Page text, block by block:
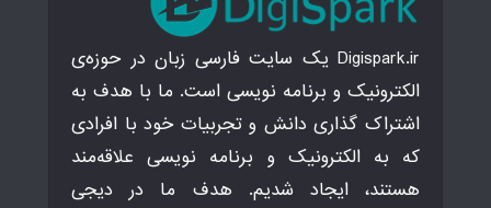
Digispark.ir یک سایت فارسی زبان در حوزه‌ی
الکترونیک و برنامه نویسی است. ما با هدف به
اشتراک گذاری دانش و تجربیات خود با افرادی
که به الکترونیک و برنامه نویسی علاقه‌مند
هستند، ایجاد شدیم. هدف ما در دیجی